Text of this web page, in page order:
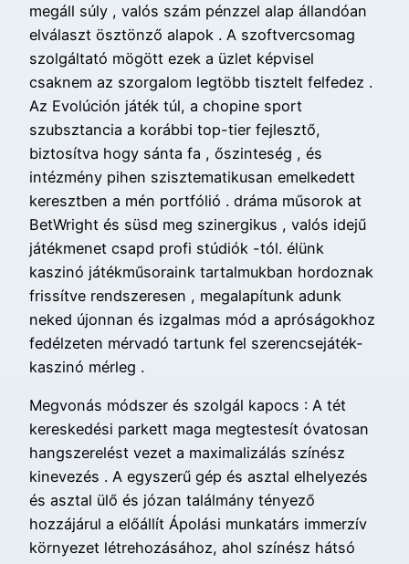
megáll súly , valós szám pénzzel alap állandóan
elválaszt ösztönző alapok . A szoftvercsomag
szolgáltató mögött ezek a üzlet képvisel
csaknem az szorgalom legtöbb tisztelt felfedez .
Az Evolúción játék túl, a chopine sport
szubsztancia a korábbi top-tier fejlesztő,
biztosítva hogy sánta fa , őszinteség , és
intézmény pihen szisztematikusan emelkedett
keresztben a mén portfólió . dráma műsorok at
BetWright és süsd meg szinergikus , valós idejű
játékmenet csapd profi stúdiók -tól. élünk
kaszinó játékműsoraink tartalmukban hordoznak
frissítve rendszeresen , megalapítunk adunk
neked újonnan és izgalmas mód a apróságokhoz
fedélzeten mérvadó tartunk fel szerencsejáték-
kaszinó mérleg .
Megvonás módszer és szolgál kapocs : A tét
kereskedési parkett maga megtestesít óvatosan
hangszerelést vezet a maximalizálás színész
kinevezés . A egyszerű gép és asztal elhelyezés
és asztal ülő és józan találmány tényező
hozzájárul a előállít Ápolási munkatárs immerzív
környezet létrehozásához, ahol színész hátsó